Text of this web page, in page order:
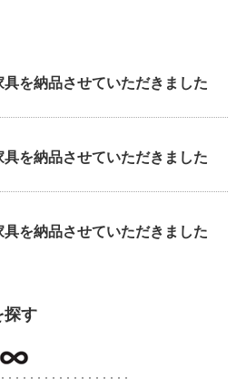
具を納品させていただきました
具を納品させていただきました
具を納品させていただきました
探す